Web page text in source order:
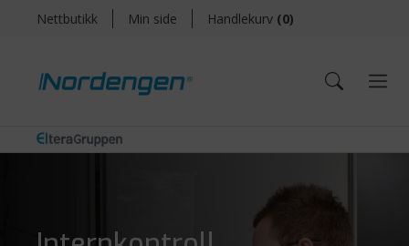
Nettbutikk Min side Handlekurv (0)